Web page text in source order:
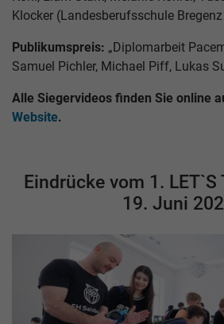
Klocker (Landesberufsschule
Publikumspreis: „Diplomarbeit
Samuel Pichler, Michael Piff, Lukas
Alle Siegervideos finden Sie online
Website.
Eindrücke vom 1. LET`S
19. Juni